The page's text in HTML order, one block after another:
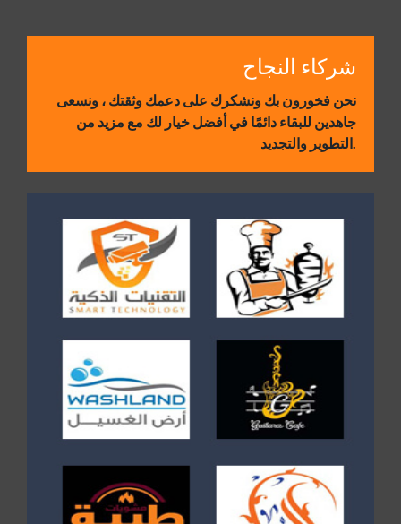
شركاء النجاح
نحن فخورون بك ونشكرك على دعمك وثقتك ، ونسعى
جاهدين للبقاء دائمًا في أفضل خيار لك مع مزيد من
التطوير والتجديد.